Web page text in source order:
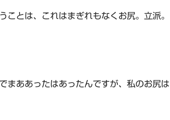
ことは、これはまぎれもなくお尻。立派。
まああったはあったんですが、私のお尻は